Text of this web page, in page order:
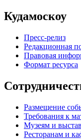
Кудамоскоу
Пресс-релиз
Редакционная
Правовая
Формат ресурса
Размещение
Требования к
Музеям и
Ресторанам и